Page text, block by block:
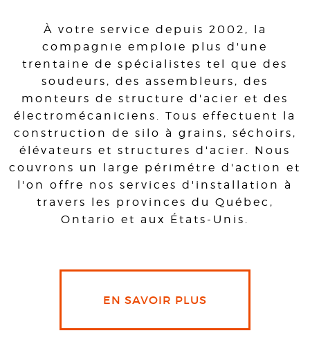
À votre service depuis 2002, la
compagnie emploie plus d'une
trentaine de spécialistes tel que des
soudeurs, des assembleurs, des
monteurs de structure d'acier et des
électromécaniciens. Tous effectuent la
construction de silo à grains, séchoirs,
élévateurs et structures d'acier. Nous
couvrons un large périmétre d'action et
l'on offre nos services d'installation à
travers les provinces du Québec,
Ontario et aux États-Unis.
EN SAVOIR PLUS